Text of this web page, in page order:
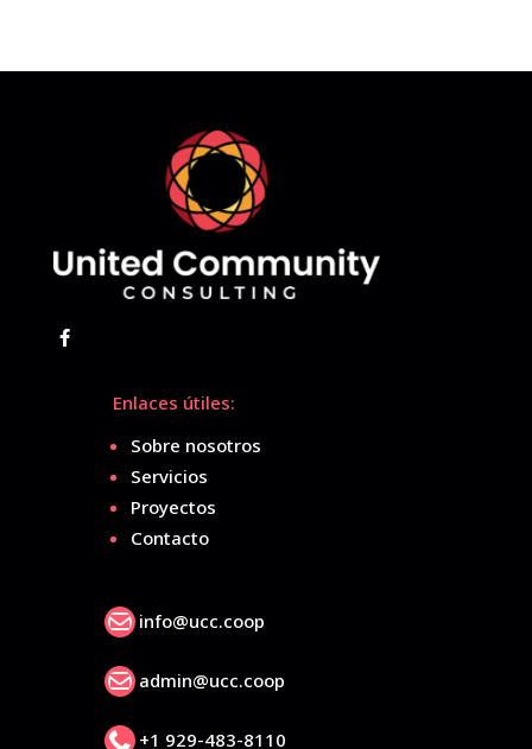
Enlaces útiles:
Sobre nosotros
Servicios
Proyectos
Contacto
 info@ucc.coop
 admin@ucc.coop
 +1 929-483-8110